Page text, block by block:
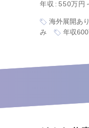
年収 550万円
海外展開あ
み
年収